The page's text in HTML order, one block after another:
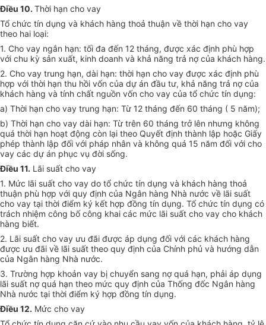
Điều 10. Thời hạn cho vay
Tổ chức tín dụng và khách hàng thoả thuận về thời hạn cho vay
theo hai loại:
1. Cho vay ngắn hạn: tối đa đến 12 tháng, được xác định phù hợp
với chu kỳ sản xuất, kinh doanh và khả năng trả nợ của khách hàng.
2. Cho vay trung hạn, dài hạn: thời hạn cho vay được xác định phù
hợp với thời hạn thu hồi vốn của dự án đầu tư, khả năng trả nợ của
khách hàng và tính chất nguồn vốn cho vay của tổ chức tín dụng:
a) Thời hạn cho vay trung hạn: Từ 12 tháng đến 60 tháng ( 5 năm);
b) Thời hạn cho vay dài hạn: Từ trên 60 tháng trở lên nhưng không
quá thời hạn hoạt động còn lại theo Quyết định thành lập hoặc Giấy
phép thành lập đối với pháp nhân và không quá 15 năm đối với cho
vay các dự án phục vụ đời sống.
Điều 11. Lãi suất cho vay
1. Mức lãi suất cho vay do tổ chức tín dụng và khách hàng thoả
thuận phù hợp với quy định của Ngân hàng Nhà nước về lãi suất
cho vay tại thời điểm ký kết hợp đồng tín dụng. Tổ chức tín dụng có
trách nhiệm công bố công khai các mức lãi suất cho vay cho khách
hàng biết.
2. Lãi suất cho vay ưu đãi được áp dụng đối với các khách hàng
được ưu đãi về lãi suất theo quy định của Chính phủ và hướng dẫn
của Ngân hàng Nhà nước.
3. Trường hợp khoản vay bị chuyển sang nợ quá hạn, phải áp dụng
lãi suất nợ quá hạn theo mức quy định của Thống đốc Ngân hàng
Nhà nước tại thời điểm ký hợp đồng tín dụng.
Điều 12. Mức cho vay